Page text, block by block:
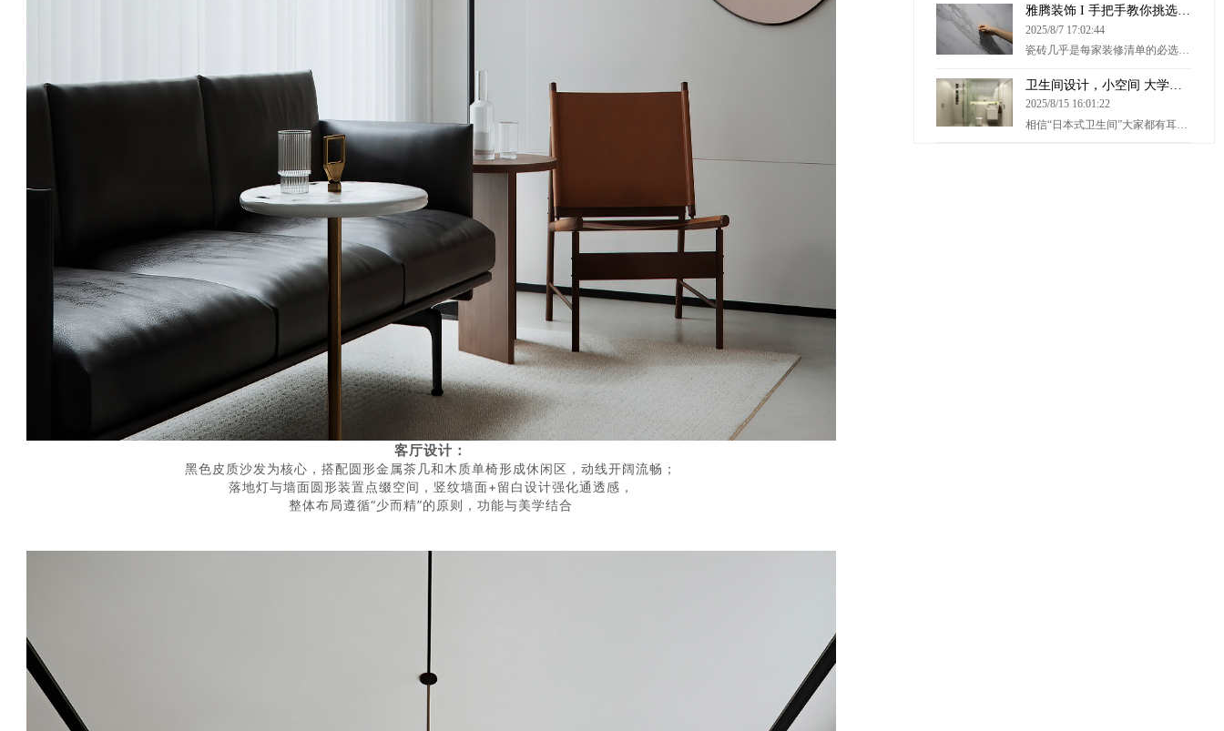
客厅设计：
黑色皮质沙发为核心，搭配圆形金属茶几和木质单椅形成休闲区，动线开阔流畅；
落地灯与墙面圆形装置点缀空间，竖纹墙面+留白设计强化通透感，
整体布局遵循“少而精”的原则，功能与美学结合
雅腾装饰 I 手把手教你挑选瓷砖
2025/8/7 17:02:44
瓷砖几乎是每家装修清单的必选项，绝对的刚需品。但并不是所有人都了解挑选瓷砖的要点，大多数消费者除了依靠设计师和自己的眼光，听瓷砖导购天花乱坠的吹牛外几乎什么也做不了。今天小编就教你如何快速从瓷砖小白变成挑砖小能手！ 首先瓷砖分类依据也不同，可按用途、…
2025/8/15 16:01:22
相信“日本式卫生间”大家都有耳闻吧，称其细节“丧心病狂”也不为过。据有关研究表明人的一生有3年时间在洗手间度过，作为必不可少的家居空间，一个合理舒适的设计显得尤为重要。今天就来和大家聊一聊卫生间设计的小心机！卫生间面积占比较小，需要摆放的东西却一样不能…